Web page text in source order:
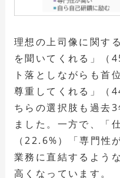
理想の上司像に関す
を聞いてくれる」（
ト落としながらも首
尊重してくれる」（
ちらの選択肢も過去
ました。一方で、「
（22.6%）「専門性
業務に直結するよう
高くなっています。